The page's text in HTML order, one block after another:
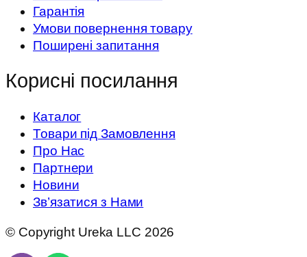
Гарантія
Умови повернення товару
Поширені запитання
Корисні посилання
Каталог
Товари під Замовлення
Про Нас
Партнери
Новини
Зв’язатися з Нами
© Copyright Ureka LLC 2026